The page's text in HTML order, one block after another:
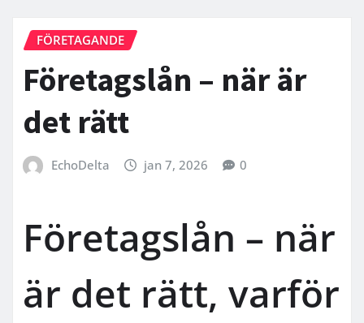
FÖRETAGANDE
Företagslån – när är
det rätt
EchoDelta jan 7, 2026 0
Företagslån – när
är det rätt, varför